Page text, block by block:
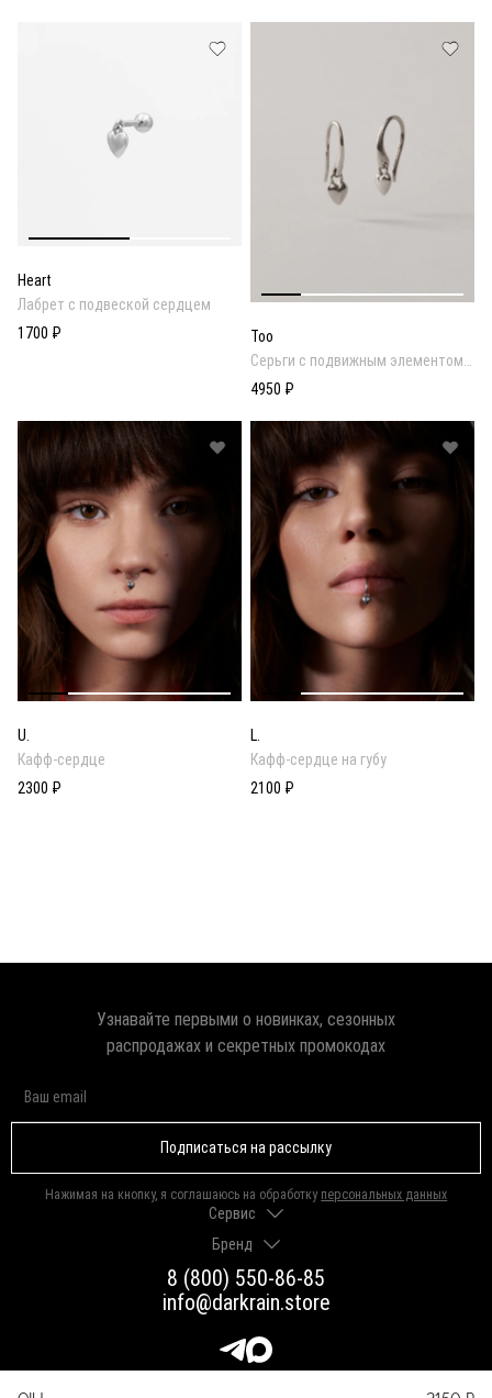
Heart
Лабрет с подвеской сердцем
1700 ₽
Too
Серьги с подвижным элементом
сердцем
4950 ₽
U.
Кафф-сердце
2300 ₽
L.
Кафф-сердце на губу
2100 ₽
8 (800) 550-86-85
info@darkrain.store
Сервис
Доставка и оплата
Гарантии и возврат
Как выбрать размер
Уход за украшениями
Яндекс Пэй
Долями
Бренд
О нас
Программа лояльности
Магазины
Узнавайте первыми о новинках, сезонных
распродажах и секретных промокодах
Подписаться на рассылку
Нажимая на кнопку, я соглашаюсь на обработку персональных данных